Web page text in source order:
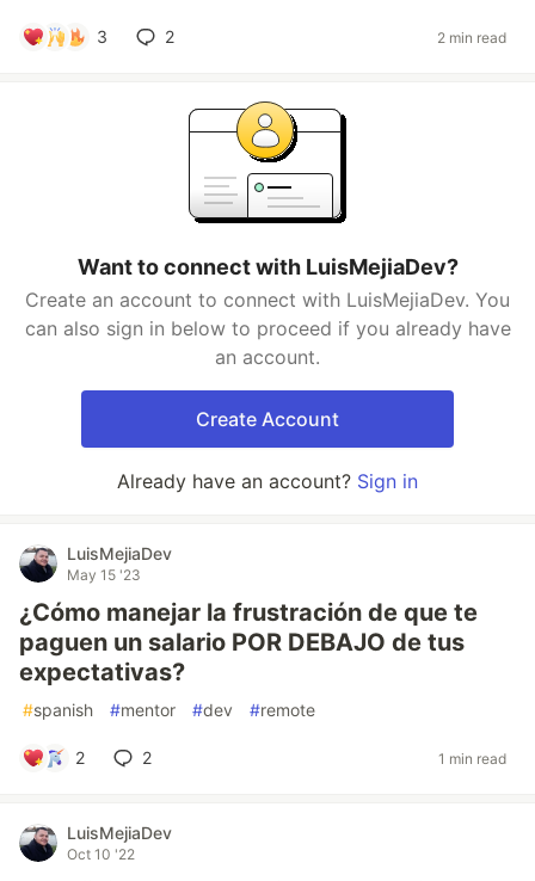
3 2 2 min read
Want to connect with LuisMejiaDev?
Create an account to connect with LuisMejiaDev. You
can also sign in below to proceed if you already have
an account.
Create Account
Already have an account? Sign in
LuisMejiaDev
May 15 '23
¿Cómo manejar la frustración de que te
paguen un salario POR DEBAJO de tus
expectativas?
#spanish #mentor #dev #remote
2 2 1 min read
LuisMejiaDev
Oct 10 '22